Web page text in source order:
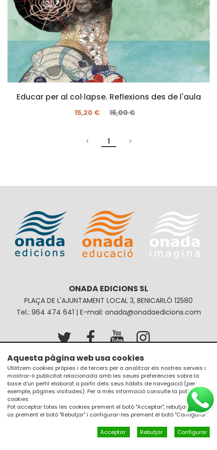
Educar per al col·lapse. Reflexions des de l'aula
15,20 € 16,00 €
1
ONADA EDICIONS SL
PLAÇA DE L'AJUNTAMENT LOCAL 3, BENICARLÓ 12580
Tel.: 964 474 641 | E-mail: onada@onadaedicions.com
Avís legal
Política de privacitat
Política de galetes
Condicions de compra
JM Disseny a internet
Aquesta pàgina web usa cookies
Utilitzem cookies pròpies i de tercers per a analitzar els nostres serveis i
mostrar-li publicitat relacionada amb les seues preferències sobre la
base d'un perfil elaborat a partir dels seus hàbits de navegació (per
exemple, pàgines visitades). Per a més informació consulte la política de
cookies.
Pot acceptar totes les cookies prement el botó "Acceptar", rebutjar el seu
ús prement el botó "Rebutjar" i configurar-les prement el botó "Configurar".
Acceptar Rebutjar Configurar